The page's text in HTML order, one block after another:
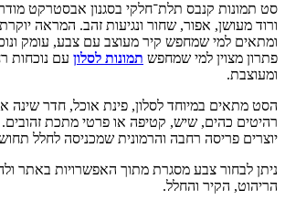
סט תמונות קנבס תלת־חלקי בסגנון אבסטרקט
ורוד מעושן, אפור, שחור ונגיעות זהב. המראה יוקרתי
ומתאים למי שמחפש קיר מעוצב עם צבע, עומק
פתרון מצוין למי שמחפש תמונות לסלון עם נוכחות
ומעוצבת.
הסט מתאים במיוחד לסלון, פינת אוכל, חדר שינה
רהיטים כהים, שיש, קטיפה או פרטי מתכת
יוצרים פריסה רחבה והרמונית שמכניסה לחלל
ניתן לבחור צבע מסגרת מתוך האפשרויות באתר
הריהוט, הקיר והחלל.